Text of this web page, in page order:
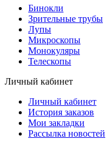
Бинокли
Зрительные трубы
Лупы
Микроскопы
Монокуляры
Телескопы
Личный кабинет
Личный кабинет
История заказов
Мои закладки
Рассылка новостей